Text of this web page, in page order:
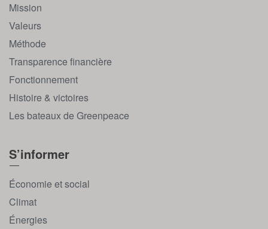
Mission
Valeurs
Méthode
Transparence financière
Fonctionnement
Histoire & victoires
Les bateaux de Greenpeace
S’informer
Économie et social
Climat
Énergies